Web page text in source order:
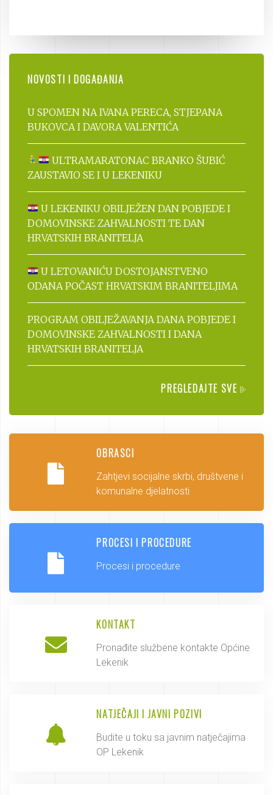
NOVOSTI I DOGAĐANJA
U SPOMEN NA IVANA PERECA, STJEPANA
BUKOVCA I DAVORA VALENTIĆA
ULTRAMARATONAC BRANKO ŠUBIĆ
ZAUSTAVIO SE I U LEKENIKU
U LEKENIKU OBILJEŽEN DAN POBJEDE I
DOMOVINSKE ZAHVALNOSTI TE DAN
HRVATSKIH BRANITELJA
U LETOVANIĆU DOSTOJANSTVENO
ODANA POČAST HRVATSKIM BRANITELJIMA
PROGRAM OBILJEŽAVANJA DANA POBJEDE I
DOMOVINSKE ZAHVALNOSTI I DANA
HRVATSKIH BRANITELJA
PREGLEDAJTE SVE
OBRASCI
Zahtjevi socijalne skrbi, društvene i
komunalne djelatnosti
PROCESI I PROCEDURE
Procesi i procedure
KONTAKT
Pronađite službene kontakte Općine
Lekenik
NATJEČAJI I JAVNI POZIVI
Budite u toku sa javnim natječajima
OP Lekenik